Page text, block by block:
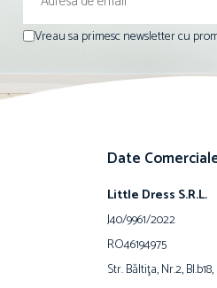
Vreau sa primesc newsletter cu
Date
Little Dress S.R.L.
J40/9961/2022
RO46194975
Str. Băltiţa, Nr.2, Bl.b18,